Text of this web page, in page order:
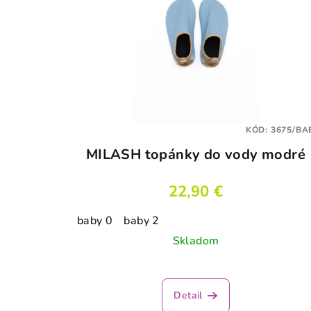
MILASH topánky do vody modré
22,90 €
baby 0
baby 2
Skladom
Detail
KÓD: 3675/